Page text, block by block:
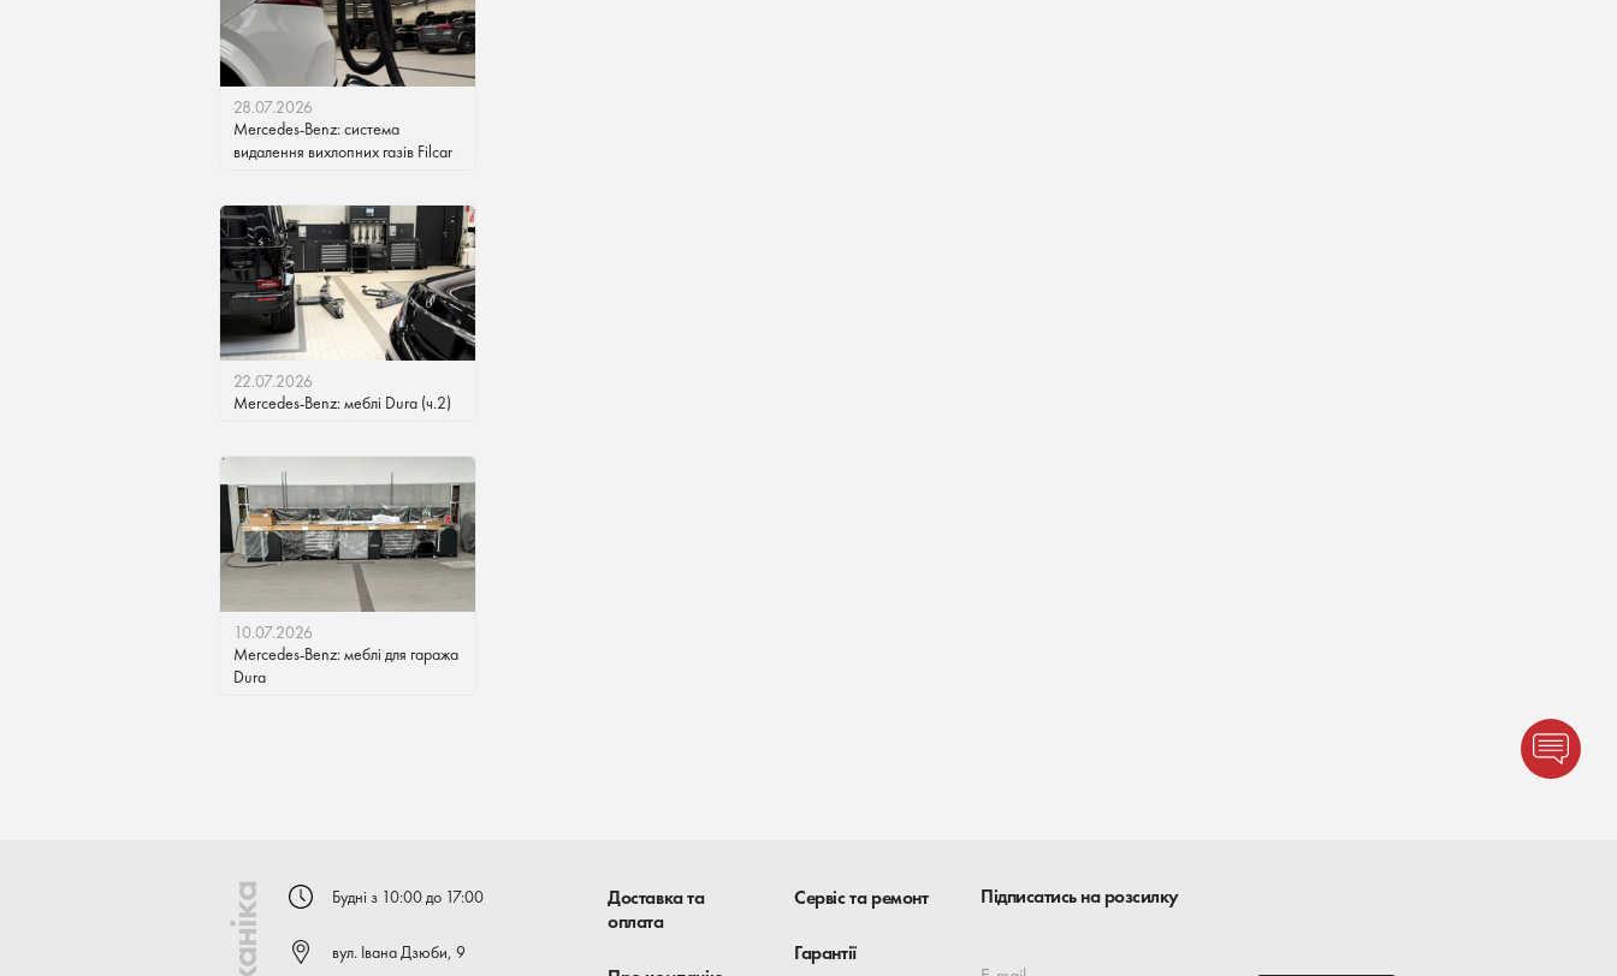
28.07.2026
Mercedes-Benz: система
видалення вихлопних газів Filcar
22.07.2026
Mercedes-Benz: меблі Dura (ч.2)
10.07.2026
Mercedes-Benz: меблі для гаража
Dura
Будні з 10:00 до 17:00
вул. Івана Дзюби, 9
Доставка та
оплата
Сервіс та ремонт
Гарантії
Підписатись на розсилку